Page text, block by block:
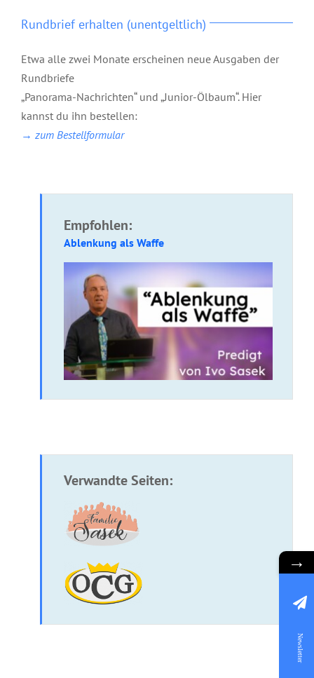
Rundbrief erhalten (unentgeltlich)
Etwa alle zwei Monate erscheinen neue Ausgaben der
Rundbriefe
„Panorama-Nachrichten“ und „Junior-Ölbaum“. Hier
kannst du ihn bestellen:
→ zum Bestellformular
Empfohlen:
Ablenkung als Waffe
Verwandte Seiten:
→
Newsletter